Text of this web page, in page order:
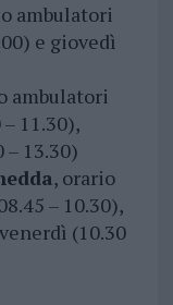
ambulatori
e giovedì
ambulatori
11.30),
13.30)
, orario
– 10.30),
(10.30